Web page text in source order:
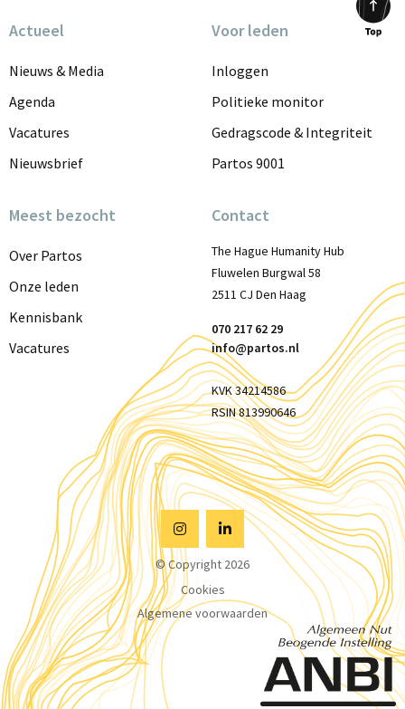
Actueel
Nieuws & Media
Agenda
Vacatures
Nieuwsbrief
Voor leden
Inloggen
Politieke monitor
Gedragscode & Integriteit
Partos 9001
Meest bezocht
Over Partos
Onze leden
Kennisbank
Vacatures
Contact
The Hague Humanity Hub
Fluwelen Burgwal 58
2511 CJ Den Haag
070 217 62 29
info@partos.nl
KVK 34214586
RSIN 813990646
Visit
Instagram
Visit
Linkedin
© Copyright 2026
Cookies
Algemene voorwaarden